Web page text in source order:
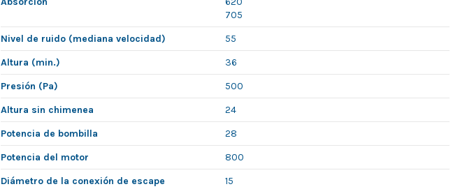
705
Nivel de ruido (mediana velocidad)
55
Altura (min.)
36
Presión (Pa)
500
Altura sin chimenea
24
Potencia de bombilla
28
Potencia del motor
800
Diámetro de la conexión de escape
15